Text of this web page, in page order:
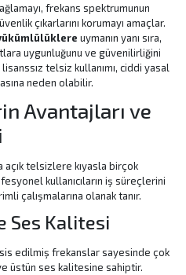
frekans spektrumunun
çıkarlarını korumayı amaçlar.
uymanın yanı sıra,
uygunluğunu ve güvenilirliğini
telsiz kullanımı, ciddi yasal
neden olabilir.
Avantajları ve
açık telsizlere kıyasla birçok
kullanıcıların iş süreçlerini
çalışmalarına olanak tanır.
Ses Kalitesi
edilmiş frekanslar sayesinde çok
üstün ses kalitesine sahiptir.